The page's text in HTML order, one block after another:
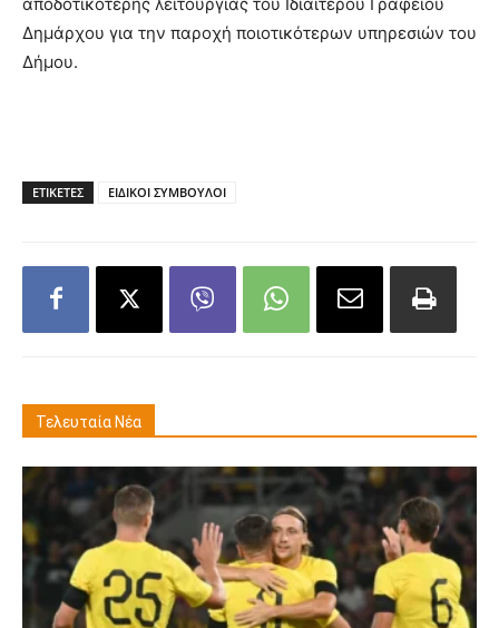
Δημάρχου για την παροχή ποιοτικότερων υπηρεσιών του
Δήμου.
ΕΤΙΚΕΤΕΣ ΕΙΔΙΚΟΙ ΣΥΜΒΟΥΛΟΙ
Τελευταία Νέα